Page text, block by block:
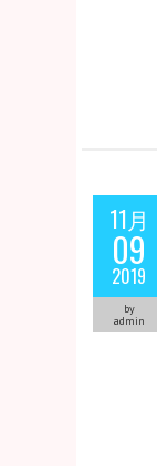
11月
09
2019
by
admin